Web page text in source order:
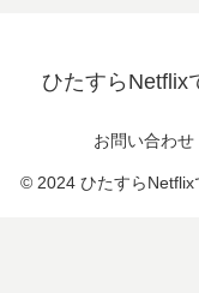
ひたすらNetflix
お問い合わせ
© 2024 ひたすらNetflix